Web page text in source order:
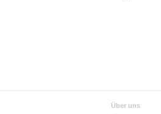
Über uns